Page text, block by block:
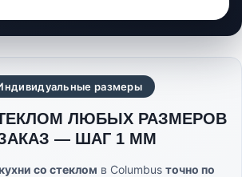
размеры
ЛЮБЫХ РАЗМЕРОВ
— ШАГ 1 ММ
со стеклом в Columbus точно по